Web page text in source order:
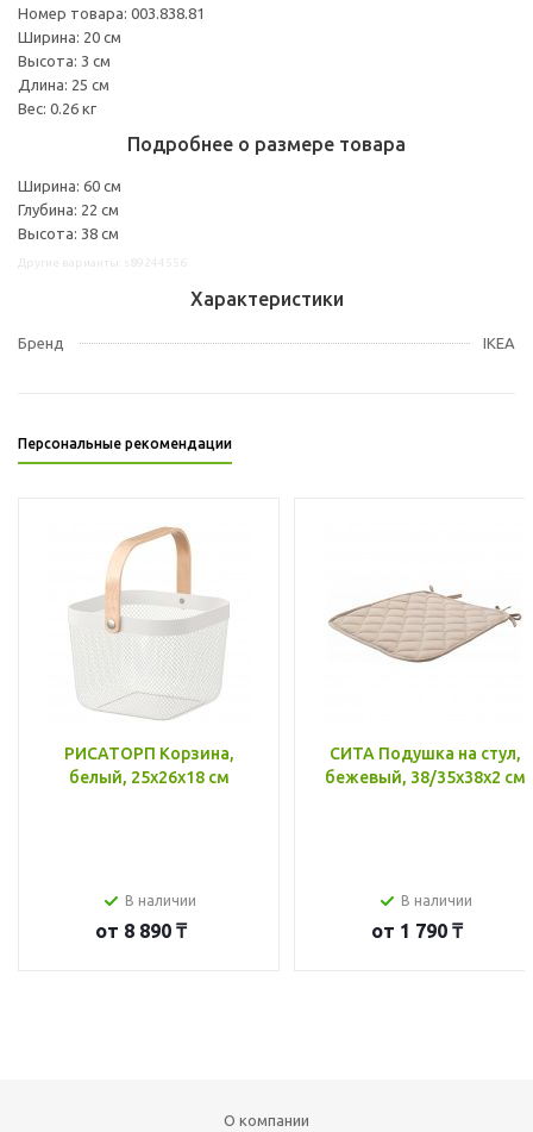
Номер товара: 003.838.81
Ширина: 20 см
Высота: 3 см
Длина: 25 см
Вес: 0.26 кг
Подробнее о размере товара
Ширина: 60 см
Глубина: 22 см
Высота: 38 см
Характеристики
Бренд IKEA
Персональные рекомендации
РИСАТОРП Корзина,
белый, 25x26x18 см
В наличии
от 8 890 ₸
СИТА Подушка на стул,
бежевый, 38/35x38x2 см
В наличии
от 1 790 ₸
О компании